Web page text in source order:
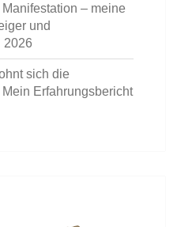
– meine
und
2026
sich die
Erfahrungsbericht